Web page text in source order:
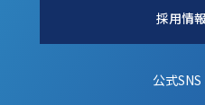
採用情報
公式SNS